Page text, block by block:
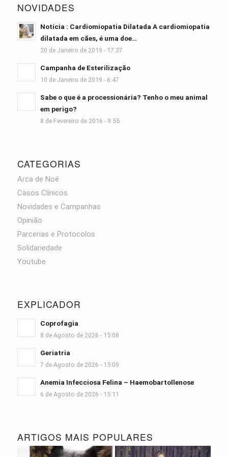
NOVIDADES
Notícia : Cardiomiopatia Dilatada A cardiomiopatia
dilatada em cães, é uma doe…
20 de Janeiro de 2019 - 17:37
Campanha de Esterilização
10 de Janeiro de 2019 - 6:47
Sabe o que é a processionária? Tenho o meu animal
em perigo?
8 de Fevereiro de 2016 - 9:55
CATEGORIAS
Arca de Noé
Casos Clínicos
Novidades e Campanhas
Opinião
Parcerias e Protocolos
Solidariedade
Youtube
EXPLICADOR
Coprofagia
8 de Agosto de 2026 - 15:08
Geriatria
7 de Agosto de 2026 - 15:09
Anemia Infecciosa Felina – Haemobartollenose
6 de Agosto de 2026 - 15:11
ARTIGOS MAIS POPULARES